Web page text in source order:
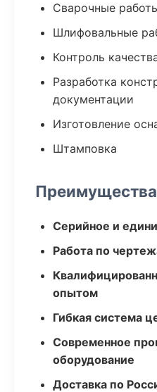
Сварочные
Шлифовальные
Контроль
Разработка
документации
Изготовление
Штамповка
Серийное и
Работа по
опытом
Гибкая система
Современное
оборудование
Доставка по